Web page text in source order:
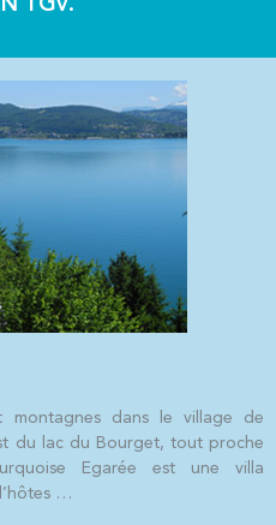
montagnes dans le village de
du lac du Bourget, tout proche
Egarée est une villa
…